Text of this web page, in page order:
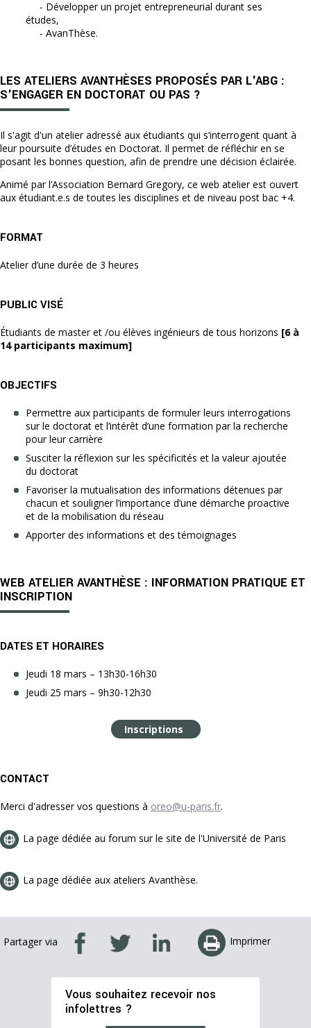
- Développer un projet entrepreneurial durant ses
études,
- AvanThèse.
LES ATELIERS AVANTHÈSES PROPOSÉS PAR L'ABG :
S'ENGAGER EN DOCTORAT OU PAS ?
Il s'agit d'un atelier adressé aux étudiants qui s’interrogent quant à
leur poursuite d’études en Doctorat. Il permet de réfléchir en se
posant les bonnes question, afin de prendre une décision éclairée.
Animé par l’Association Bernard Gregory, ce web atelier est ouvert
aux étudiant.e.s de toutes les disciplines et de niveau post bac +4.
FORMAT
Atelier d’une durée de 3 heures
PUBLIC VISÉ
Étudiants de master et /ou élèves ingénieurs de tous horizons [6 à
14 participants maximum]
OBJECTIFS
Permettre aux participants de formuler leurs interrogations
sur le doctorat et l’intérêt d’une formation par la recherche
pour leur carrière
Susciter la réflexion sur les spécificités et la valeur ajoutée
du doctorat
Favoriser la mutualisation des informations détenues par
chacun et souligner l’importance d’une démarche proactive
et de la mobilisation du réseau
Apporter des informations et des témoignages
WEB ATELIER AVANTHÈSE : INFORMATION PRATIQUE ET
INSCRIPTION
DATES ET HORAIRES
Jeudi 18 mars – 13h30-16h30
Jeudi 25 mars – 9h30-12h30
Inscriptions
CONTACT
Merci d'adresser vos questions à oreo@u-paris.fr.
La page dédiée au forum sur le site de l'Université de Paris
La page dédiée aux ateliers Avanthèse.
Partager via Imprimer
Vous souhaitez recevoir nos
infolettres ?